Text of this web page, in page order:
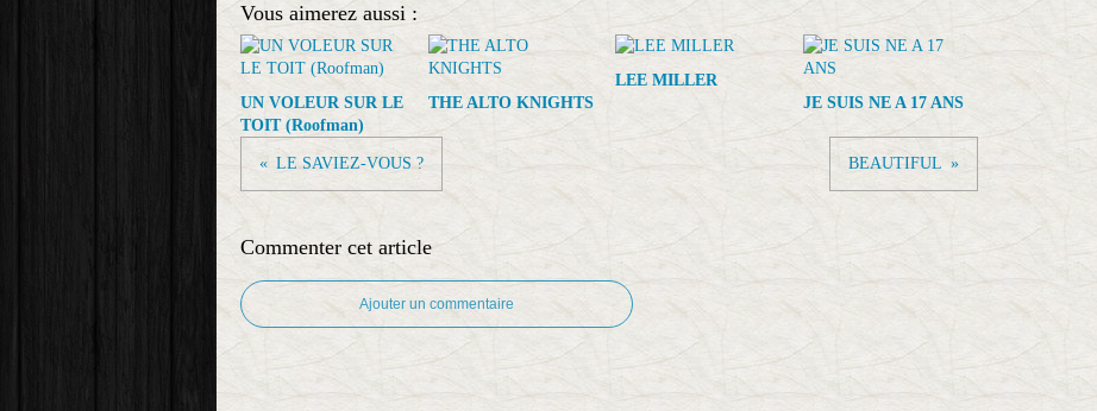
Vous aimerez aussi :
UN VOLEUR SUR LE
TOIT (Roofman)
THE ALTO KNIGHTS
LEE MILLER
JE SUIS NE A 17 ANS
LE SAVIEZ-VOUS ? BEAUTIFUL
Commenter cet article
Ajouter un commentaire